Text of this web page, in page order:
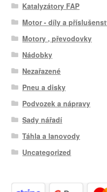
Katalyzátory FAP
Motor - díly a
Motory , převodovky
Nádobky
Nezařazené
Pneu a disky
Podvozek a nápravy
Sady nářadí
Táhla a lanovody
Uncategorized